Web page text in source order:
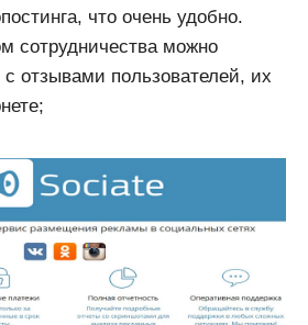
что очень удобно.
сотрудничества можно
с отзывами пользователей, их